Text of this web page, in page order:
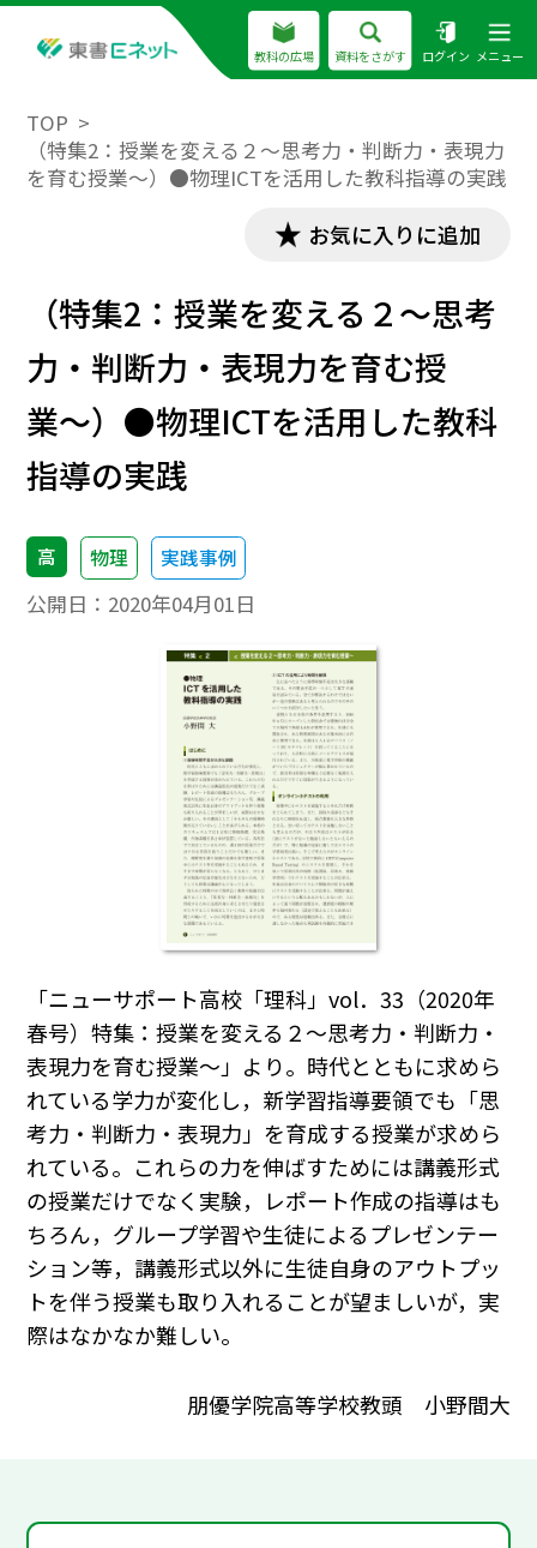
教科の広場 資料をさがす ログイン メニュー
TOP
（特集2：授業を変える２〜思考力・判断力・表現力
を育む授業〜）●物理ICTを活用した教科指導の実践
お気に入りに追加
（特集2：授業を変える２〜思考
力・判断力・表現力を育む授
業〜）●物理ICTを活用した教科
指導の実践
高 物理 実践事例
公開日： 2020年04月01日
「ニューサポート高校「理科」vol．33（2020年
春号）特集：授業を変える２〜思考力・判断力・
表現力を育む授業〜」より。時代とともに求めら
れている学力が変化し，新学習指導要領でも「思
考力・判断力・表現力」を育成する授業が求めら
れている。これらの力を伸ばすためには講義形式
の授業だけでなく実験，レポート作成の指導はも
ちろん，グループ学習や生徒によるプレゼンテー
ション等，講義形式以外に生徒自身のアウトプッ
トを伴う授業も取り入れることが望ましいが，実
際はなかなか難しい。
朋優学院高等学校教頭 小野間大